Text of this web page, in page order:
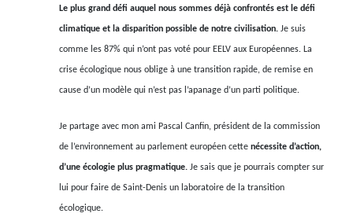
Le plus grand défi auquel nous sommes déjà confrontés est le défi
climatique et la disparition possible de notre civilisation. Je suis
comme les 87% qui n’ont pas voté pour EELV aux Européennes. La
crise écologique nous oblige à une transition rapide, de remise en
cause d’un modèle qui n’est pas l’apanage d’un parti politique.
Je partage avec mon ami Pascal Canfin, président de la commission
de l’environnement au parlement européen cette nécessite d’action,
d’une écologie plus pragmatique. Je sais que je pourrais compter sur
lui pour faire de Saint-Denis un laboratoire de la transition
écologique.